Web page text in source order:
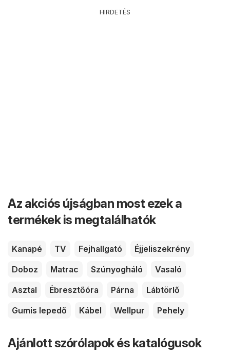
HIRDETÉS
Az akciós újságban most ezek a
termékek is megtalálhatók
Kanapé TV Fejhallgató
Éjjeliszekrény
Doboz
Matrac Szúnyogháló
Vasaló
Asztal
Ébresztőóra Párna
Lábtörlő
Gumis lepedő
Kábel Wellpur Pehely
Ajánlott szórólapok és katalógusok